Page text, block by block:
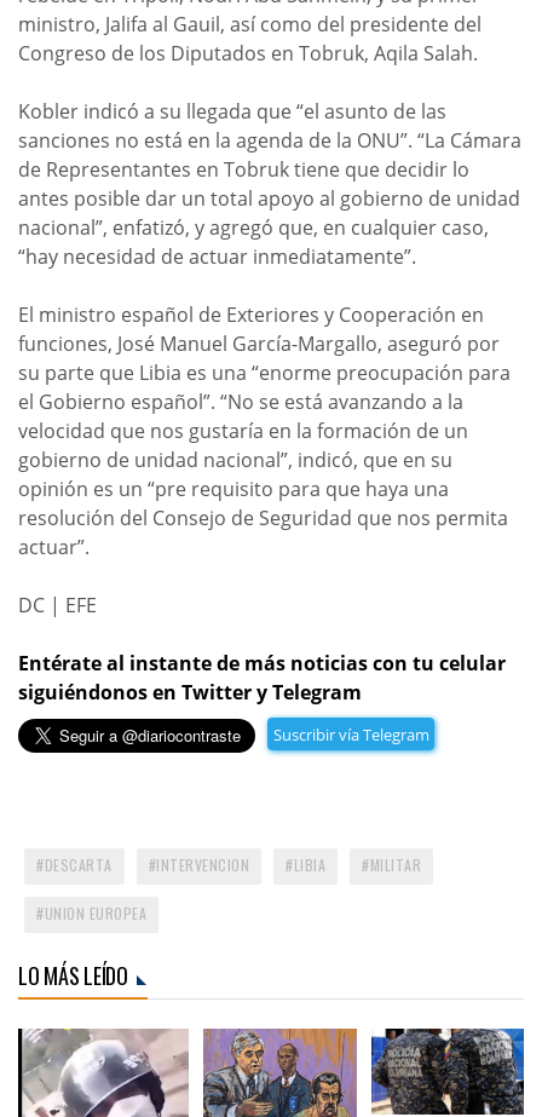
ministro, Jalifa al Gauil, así como del presidente del
Congreso de los Diputados en Tobruk, Aqila Salah.
Kobler indicó a su llegada que “el asunto de las
sanciones no está en la agenda de la ONU”. “La Cámara
de Representantes en Tobruk tiene que decidir lo
antes posible dar un total apoyo al gobierno de unidad
nacional”, enfatizó, y agregó que, en cualquier caso,
“hay necesidad de actuar inmediatamente”.
El ministro español de Exteriores y Cooperación en
funciones, José Manuel García-Margallo, aseguró por
su parte que Libia es una “enorme preocupación para
el Gobierno español”. “No se está avanzando a la
velocidad que nos gustaría en la formación de un
gobierno de unidad nacional”, indicó, que en su
opinión es un “pre requisito para que haya una
resolución del Consejo de Seguridad que nos permita
actuar”.
DC | EFE
Entérate al instante de más noticias con tu celular
siguiéndonos en Twitter y Telegram
Suscribir vía Telegram
DESCARTA INTERVENCION LIBIA MILITAR
UNION EUROPEA
LO MÁS LEÍDO